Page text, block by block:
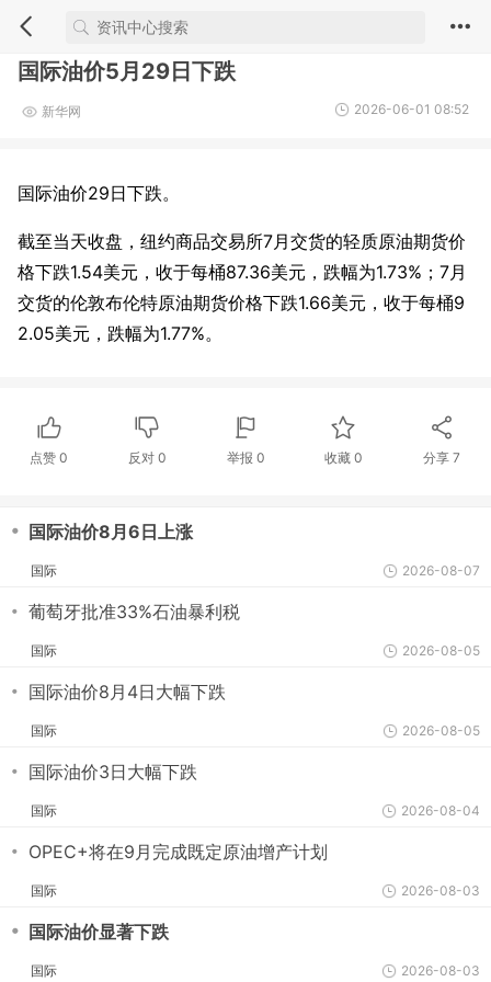
国际油价5月29日下跌
新华网 2026-06-01 08:52
国际油价29日下跌。
截至当天收盘，纽约商品交易所7月交货的轻质原油期货价
格下跌1.54美元，收于每桶87.36美元，跌幅为1.73%；7月
交货的伦敦布伦特原油期货价格下跌1.66美元，收于每桶9
2.05美元，跌幅为1.77%。
点赞0 反对 0 举报 0 收藏 0 分享7
・ 国际油价8月6日上涨
国际 2026-08-07
・ 葡萄牙批准33%石油暴利税
国际 2026-08-05
・ 国际油价8月4日大幅下跌
国际 2026-08-05
・ 国际油价3日大幅下跌
国际 2026-08-04
・ OPEC+将在9月完成既定原油增产计划
国际 2026-08-03
・ 国际油价显著下跌
国际 2026-08-03